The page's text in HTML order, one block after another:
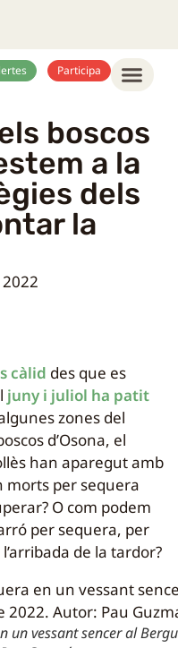
Participa
boscos
a la
dels
la
càlid des que es
juny i juliol ha patit
zones del
d’Osona, el
han aparegut amb
morts per sequera
O com podem
per sequera, per
de la tardor?
un vessant sencer al